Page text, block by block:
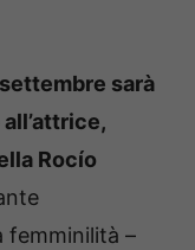
sarà
Rocío
femminilità –